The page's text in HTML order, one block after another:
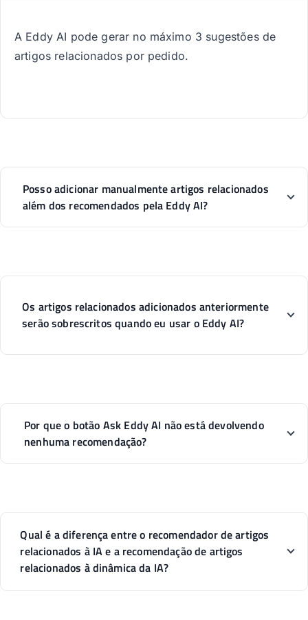
A Eddy AI pode gerar no máximo 3 sugestões de
artigos relacionados por pedido.
Posso adicionar manualmente artigos relacionados
além dos recomendados pela Eddy AI?
Os artigos relacionados adicionados anteriormente
serão sobrescritos quando eu usar o Eddy AI?
Por que o botão Ask Eddy AI não está devolvendo
nenhuma recomendação?
Qual é a diferença entre o recomendador de artigos
relacionados à IA e a recomendação de artigos
relacionados à dinâmica da IA?